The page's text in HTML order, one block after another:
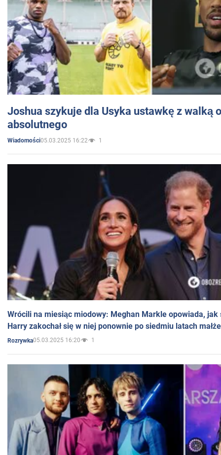
Joshua szykuje dla Usyka ustawkę z walką
absolutnego
Wiadomości05.03.2025 16:22 1
Wrócili na miesiąc miodowy: Meghan Markle opowiada, jak
Harry zakochał się w niej ponownie po siedmiu latach
Rozrywka05.03.2025 16:20 1